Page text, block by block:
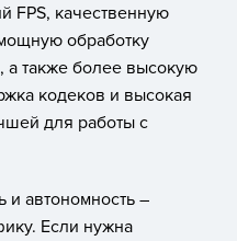
FPS, качественную
обработку
а также более высокую
кодеков и высокая
для работы с
и автономность –
Если нужна